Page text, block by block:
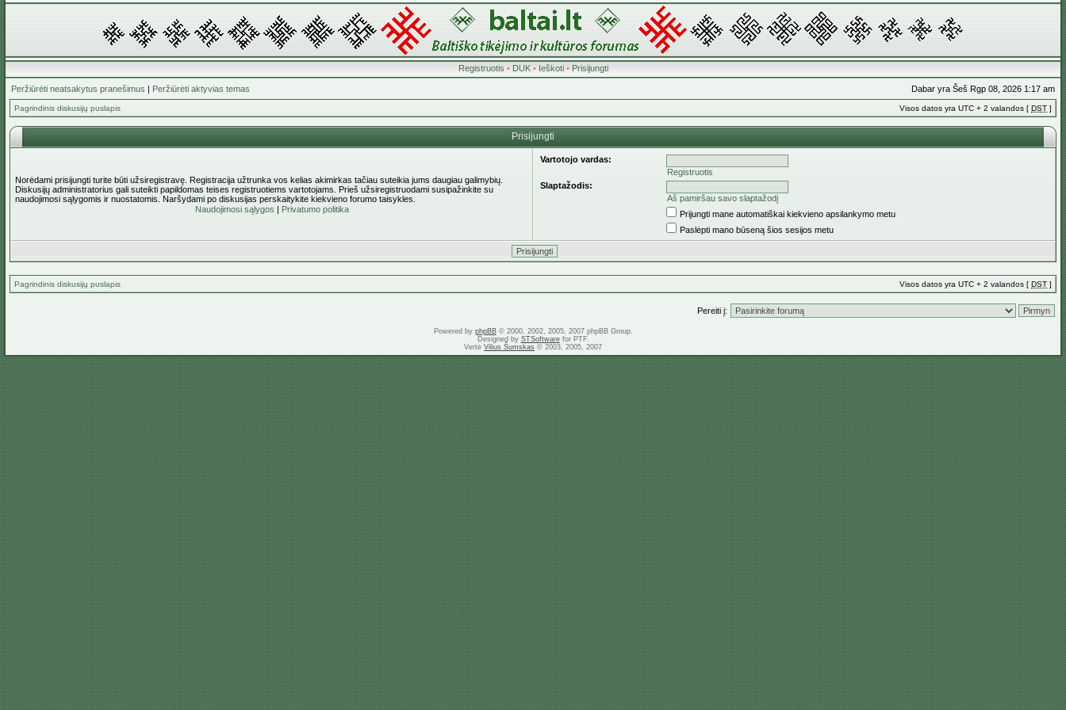
Registruotis • DUK• Ieškoti• Prisijungti
Peržiūrėti neatsakytus pranešimus | Peržiūrėti aktyvias temas Dabar yra Šeš Rgp 08, 2026 1:17 am
Pagrindinis diskusijų puslapis Visos datos yra UTC + 2 valandos [ DST ]
Prisijungti
Norėdami prisijungti turite būti užsiregistravę. Registracija užtrunka vos kelias akimirkas tačiau suteikia jums daugiau galimybių.
Diskusijų administratorius gali suteikti papildomas teises registruotiems vartotojams. Prieš užsiregistruodami susipažinkite su
naudojimosi sąlygomis ir nuostatomis. Naršydami po diskusijas perskaitykite kiekvieno forumo taisykles.
Naudojimosi sąlygos | Privatumo politika
Vartotojo vardas:
Registruotis
Slaptažodis:
Aš pamiršau savo slaptažodį
Prijungti mane automatiškai kiekvieno apsilankymo metu
Paslėpti mano būseną šios sesijos metu
Pagrindinis diskusijų puslapis Visos datos yra UTC + 2 valandos [ DST ]
Pereiti į:
Powered by phpBB© 2000, 2002, 2005, 2007 phpBB Group.
Designed by STSoftwarefor PTF.
Vertė Vilius Šumskas © 2003, 2005, 2007